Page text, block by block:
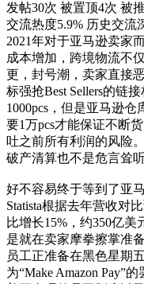
发帖30次 被置顶4次 被
交流热度5.9% 历史交流
2021年对于亚马逊卖家
成本增加，跨境物流不
更，封号潮，卖家直接
标强抢Best Sellers的链
1000pcs，但是亚马逊
要1万pcs才能保证不断
吐之前所有利润的风险
破产清算也不是危言耸听
好不容易终于等到了亚
Statista根据去年营收对
比增长15%，约350亿
是就在卖家摩拳擦掌准
员工正准备在黑色星期
为“Make Amazon Pay”